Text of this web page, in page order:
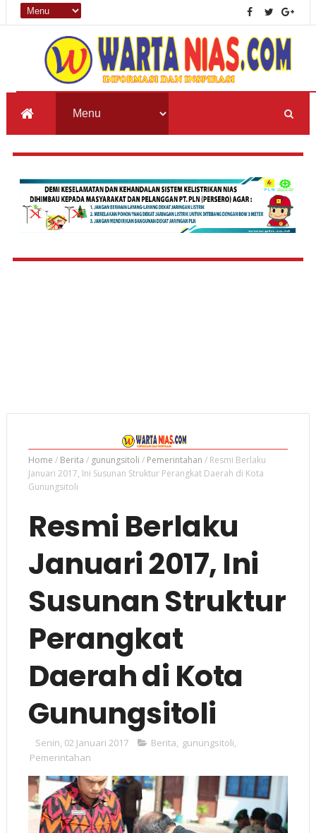
Home / Berita / gunungsitoli / Pemerintahan / Resmi Berlaku
Januari 2017, Ini Susunan Struktur Perangkat Daerah di Kota
Gunungsitoli
Resmi Berlaku
Januari 2017, Ini
Susunan Struktur
Perangkat
Daerah di Kota
Gunungsitoli
Senin, 02 Januari 2017 Berita, gunungsitoli,
Pemerintahan